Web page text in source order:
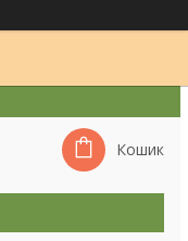
Кошик